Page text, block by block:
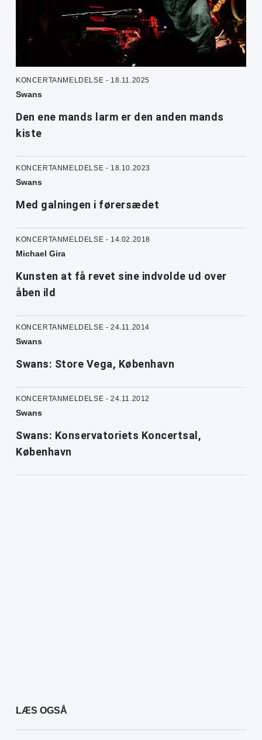
KONCERTANMELDELSE - 18.11.2025
Swans
Den ene mands larm er den anden mands
kiste
KONCERTANMELDELSE - 18.10.2023
Swans
Med galningen i førersædet
KONCERTANMELDELSE - 14.02.2018
Michael Gira
Kunsten at få revet sine indvolde ud over
åben ild
KONCERTANMELDELSE - 24.11.2014
Swans
Swans: Store Vega, København
KONCERTANMELDELSE - 24.11.2012
Swans
Swans: Konservatoriets Koncertsal,
København
LÆS OGSÅ